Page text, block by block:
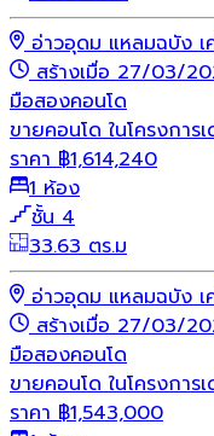
อ่าวอุดม แหลมฉบัง
สร้างเมื่อ 27/03/
มือสองคอนโด
ขายคอนโด ในโครงการ
ราคา ฿1,614,240
1 ห้อง
ชั้น 4
33.63 ตร.ม
อ่าวอุดม แหลมฉบัง
สร้างเมื่อ 27/03/
มือสองคอนโด
ขายคอนโด ในโครงการ
ราคา ฿1,543,000